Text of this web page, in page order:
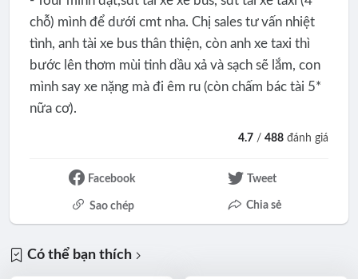
chỗ) mình để dưới cmt nha. Chị sales tư vấn nhiệt
tình, anh tài xe bus thân thiện, còn anh xe taxi thì
bước lên thơm mùi tinh dầu xả và sạch sẽ lắm, con
mình say xe nặng mà đi êm ru (còn chấm bác tài 5*
nữa cơ).
4.7 /488 đánh giá
Facebook Tweet
Sao chép Chia sẻ
Có thể bạn thích